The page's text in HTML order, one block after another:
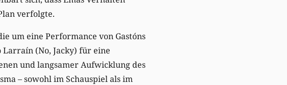
verfolgte.
um eine Performance von Gastóns
Larraín (No, Jacky) für eine
und langsamer Aufwicklung des
– sowohl im Schauspiel als im